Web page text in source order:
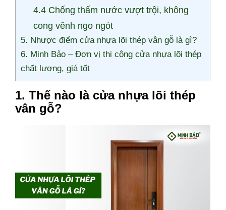
4.4 Chống thấm nước vượt trội, không
cong vênh ngo ngót
5. Nhược điểm cửa nhựa lõi thép vân gỗ là gì?
6. Minh Bảo – Đơn vị thi công cửa nhựa lõi thép
chất lượng, giá tốt
1. Thế nào là cửa nhựa lõi thép
vân gỗ?